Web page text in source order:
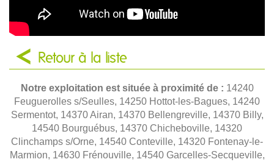
Retour à la liste
Notre exploitation est située à proximité de : 14240
Feuguerolles s/Seulles, 14250 Hottot-les-Bagues, 14240
Sermentot, 14370 Airan, 14370 Bellengreville, 14370 Billy,
14540 Bourguébus, 14370 Chicheboville, 14320
Clinchamps s/Orne, 14540 Conteville, 14320 Fontenay-le-
Marmion, 14630 Frénouville, 14540 Garcelles-Secqueville,